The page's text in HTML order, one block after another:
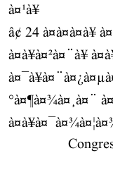
à¤¹à¥
â¢ 24 à¤à¤à¤à¥
à¤à¥à¤²à¤¨à¥
°à¤¶à¤¾à¤¸à¤¨